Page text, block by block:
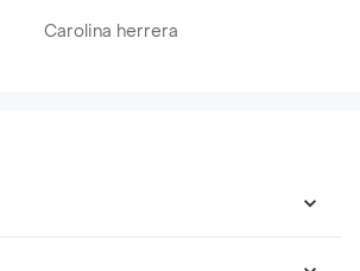
Carolina herrera